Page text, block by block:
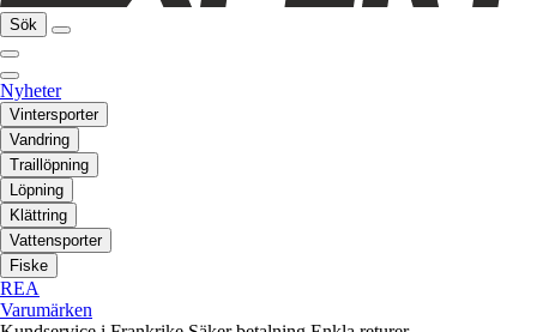
Sök
Nyheter
Vintersporter
Vandring
Traillöpning
Löpning
Klättring
Vattensporter
Fiske
REA
Varumärken